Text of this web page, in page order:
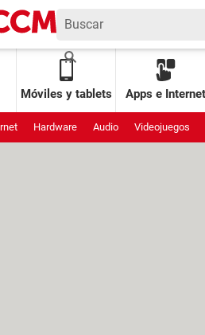
Móviles y tablets Apps e Internet
Hardware Audio Videojuegos